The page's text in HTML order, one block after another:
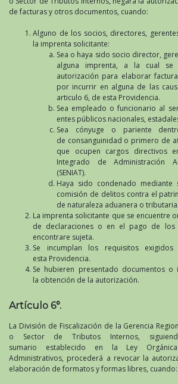
de facturas y otros documentos, cuando:
Alguno de los socios, directores,
la imprenta solicitante:
Sea o haya sido socio director,
alguna imprenta, a la cual
autorización para elaborar
por incurrir en alguna de las
articulo 6, de esta Providencia.
Sea empleado o funcionario al
entes públicos nacionales,
Sea cónyuge o pariente
de consanguinidad o primero de
que ocupen cargos directivos
Integrado de Administración
(SENIAT).
Haya sido condenado
comisión de delitos contra el
de naturaleza aduanera o tributaria.
La imprenta solicitante que se encuentre
de declaraciones o en el pago de
encontrare sujeta.
Se incumplan los requisitos
esta Providencia.
Se hubieren presentado documentos o
la obtención de la autorización.
Artículo 6°.
La División de Fiscalización de la Gerencia
o Sector de Tributos Internos,
sumario establecido en la Ley
Administrativos, procederá a revocar la
elaboración de formatos y formas libres, cuando: